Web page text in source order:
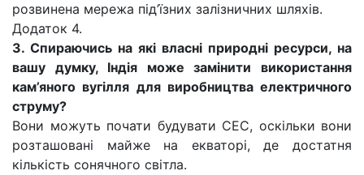
розвинена мережа під’їзних залізничних шляхів.
Додаток 4.
3. Спираючись на які власні природні ресурси, на
вашу думку, Індія може замінити використання
кам’яного вугілля для виробництва електричного
струму?
Вони можуть почати будувати СЕС, оскільки вони
розташовані майже на екваторі, де достатня
кількість сонячного світла.